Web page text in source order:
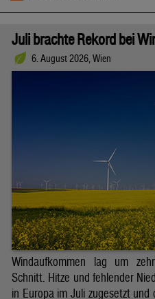
Juli brachte Rekord bei
6. August 2026, Wien
Windaufkommen lag um
Schnitt. Hitze und fehlender
in Europa im Juli zugesetzt